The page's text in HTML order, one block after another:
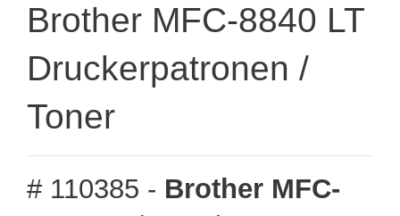
Brother MFC-8840 LT
Druckerpatronen /
Toner
# 110385 - Brother MFC-